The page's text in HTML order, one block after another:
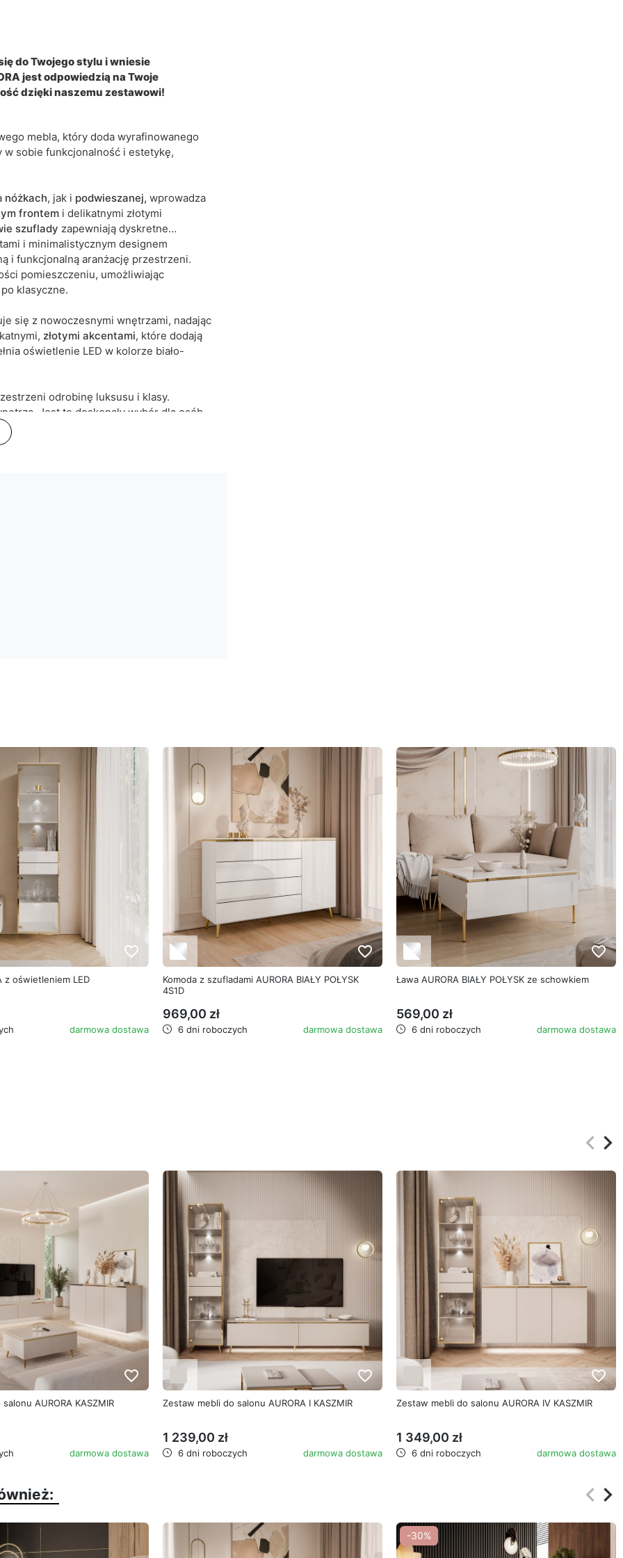
6 dni roboczych
są tolerancje wymiarowe na poziomie +/- 2–3
do Twojego stylu i wniesie
jest odpowiedzią na Twoje
dzięki naszemu zestawowi!
mebla, który doda wyrafinowanego
w sobie funkcjonalność i estetykę,
nóżkach, jak i podwieszanej, wprowadza
frontem i delikatnymi złotymi
szuflady zapewniają dyskretne
i minimalistycznym designem
i funkcjonalną aranżację przestrzeni.
pomieszczeniu, umożliwiając
klasyczne.
się z nowoczesnymi wnętrzami, nadając
złotymi akcentami, które dodają
oświetlenie LED w kolorze biało-
odrobinę luksusu i klasy.
Jest to doskonały wybór dla osób
innymi elementami wystroju, nasza
się jego centrum.
(akcesoria montażowe wraz z
przymocowanie do ściany w celu
favorite_border
z oświetleniem LED
darmowa dostawa
favorite_border
Komoda z szufladami AURORA BIAŁY POŁYSK
4S1D
969,00 zł
6 dni roboczych darmowa dostawa
favorite_border
Ława AURORA BIAŁY POŁYSK ze schowkiem
569,00 zł
6 dni roboczych darmowa dostawa
keyboard_arrow_left
keyboard_arrow_right
favorite_border
AURORA KASZMIR
darmowa dostawa
favorite_border
Zestaw mebli do salonu AURORA I KASZMIR
1 239,00 zł
6 dni roboczych darmowa dostawa
favorite_border
Zestaw mebli do salonu AURORA IV KASZMIR
1 349,00 zł
6 dni roboczych darmowa dostawa
keyboard_arrow_left
keyboard_arrow_right
-30%